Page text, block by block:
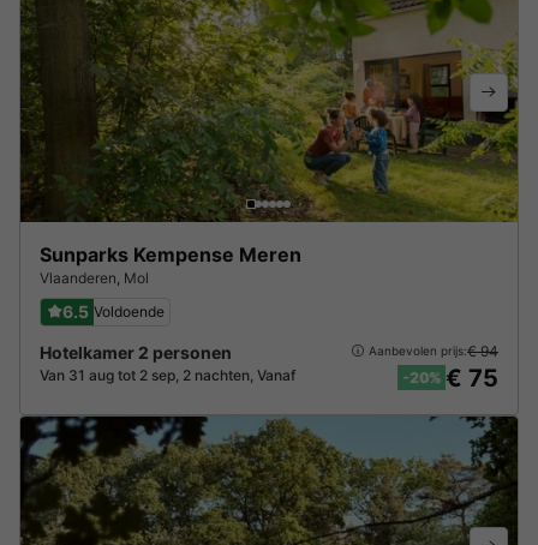
Sunparks Kempense Meren
Vlaanderen Mol
6.5 Voldoende
Hotelkamer 2 personen
Van 31 aug tot 2 sep, 2 nachten, Vanaf
Aanbevolen prijs:€ 94
-20% € 75